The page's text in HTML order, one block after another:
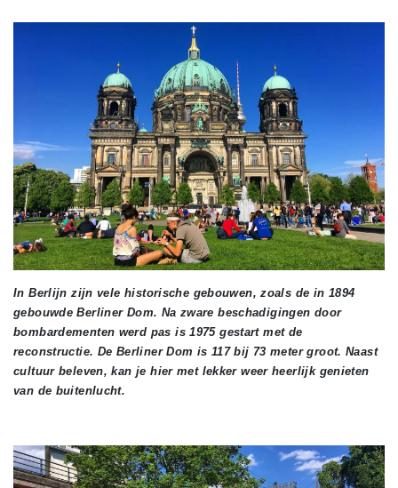
In Berlijn zijn vele historische gebouwen, zoals de in 1894
gebouwde Berliner Dom. Na zware beschadigingen door
bombardementen werd pas is 1975 gestart met de
reconstructie. De Berliner Dom is 117 bij 73 meter groot. Naast
cultuur beleven, kan je hier met lekker weer heerlijk genieten
van de buitenlucht.